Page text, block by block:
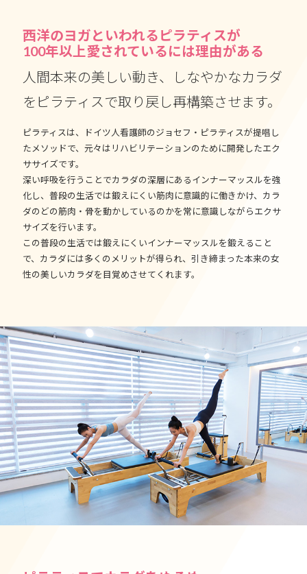
西洋のヨガといわれるピラティスが
100年以上愛されているには理由がある
人間本来の美しい動き、しなやかなカラダ
をピラティスで取り戻し再構築させます。
ピラティスは、ドイツ人看護師のジョセフ・ピラティスが提唱し
たメソッドで、元々はリハビリテーションのために開発したエク
ササイズです。
深い呼吸を行うことでカラダの深層にあるインナーマッスルを強
化し、普段の生活では鍛えにくい筋肉に意識的に働きかけ、カラ
ダのどの筋肉・骨を動かしているのかを常に意識しながらエクサ
サイズを行います。
この普段の生活では鍛えにくいインナーマッスルを鍛えること
で、カラダには多くのメリットが得られ、引き締まった本来の女
性の美しいカラダを目覚めさせてくれます。